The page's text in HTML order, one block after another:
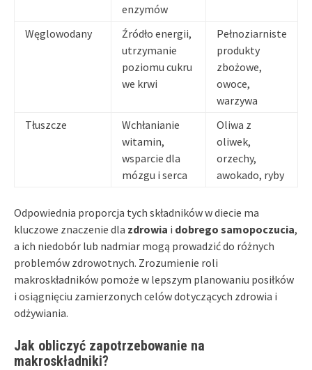
enzymów
Węglowodany
Źródło energii,
utrzymanie
poziomu cukru
we krwi
Pełnoziarniste
produkty
zbożowe,
owoce,
warzywa
Tłuszcze
Wchłanianie
witamin,
wsparcie dla
mózgu i serca
Oliwa z
oliwek,
orzechy,
awokado, ryby
Odpowiednia proporcja tych składników w diecie ma
kluczowe znaczenie dla zdrowia i dobrego samopoczucia,
a ich niedobór lub nadmiar mogą prowadzić do różnych
problemów zdrowotnych. Zrozumienie roli
makroskładników pomoże w lepszym planowaniu posiłków
i osiągnięciu zamierzonych celów dotyczących zdrowia i
odżywiania.
Jak obliczyć zapotrzebowanie na
makroskładniki?